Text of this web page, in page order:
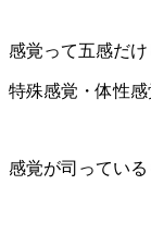
感覚って五感だ
特殊感覚・体性感
感覚が司っている